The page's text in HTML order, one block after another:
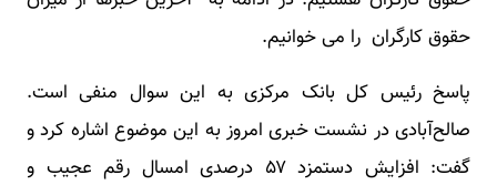
حقوق کارگران را می خوانیم.
پاسخ رئیس کل بانک مرکزی به این سوال منفی است.
صالح‌آبادی در نشست خبری امروز به این موضوع اشاره کرد و
گفت: افزایش دستمزد ۵۷ درصدی امسال رقم عجیب و